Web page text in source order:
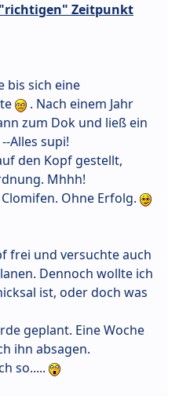
Zeitpunkt
bis sich eine
. Nach einem Jahr
zum Dok und ließ ein
Alles supi!
den Kopf gestellt,
Mhhh!
Ohne Erfolg.
frei und versuchte auch
Dennoch wollte ich
ist, oder doch was
geplant. Eine Woche
ihn absagen.
so.....